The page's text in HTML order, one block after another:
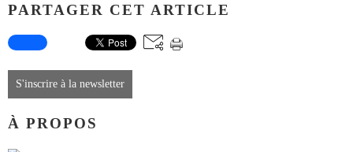
PARTAGER CET ARTICLE
S'inscrire à la newsletter
À PROPOS